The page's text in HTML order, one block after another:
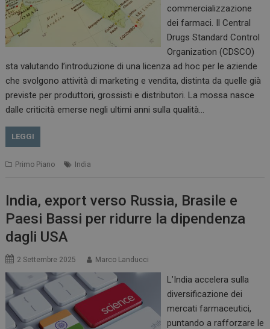
commercializzazione
dei farmaci. Il Central
Drugs Standard Control
Organization (CDSCO)
sta valutando l’introduzione di una licenza ad hoc per le aziende
che svolgono attività di marketing e vendita, distinta da quelle già
previste per produttori, grossisti e distributori. La mossa nasce
dalle criticità emerse negli ultimi anni sulla qualità…
LEGGI
Primo Piano India
India, export verso Russia, Brasile e
Paesi Bassi per ridurre la dipendenza
dagli USA
2 Settembre 2025 Marco Landucci
L’India accelera sulla
diversificazione dei
mercati farmaceutici,
puntando a rafforzare le